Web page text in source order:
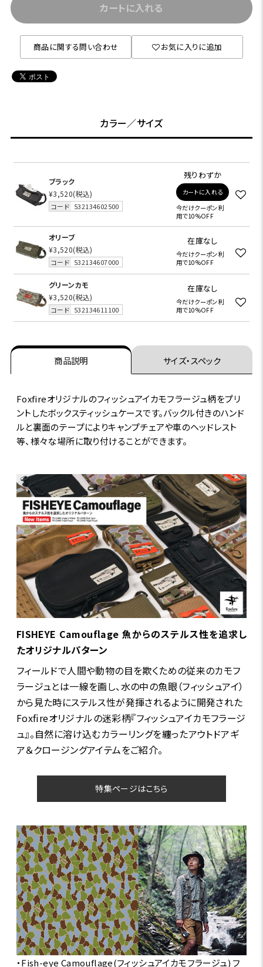
カートに入れる
商品に関する問い合わせ お気に入りに追加
カラー／サイズ
ブラック
¥3,520(税込)
コード 532134602500
残りわずか
カートに入れる
今だけクーポン利
用で10%OFF
オリーブ
¥3,520(税込)
コード 532134607000
在庫なし
今だけクーポン利
用で10%OFF
グリーンカモ
¥3,520(税込)
コード 532134611100
在庫なし
今だけクーポン利
用で10%OFF
商品説明 サイズ・スペック
Foxfireオリジナルのフィッシュアイカモフラージュ柄をプリ
ントしたボックスティッシュケースです。バックル付きのハンド
ルと裏面のテープによりキャンプチェアや車のヘッドレスト
等、様々な場所に取り付けることができます。
FISHEYE Camouflage 魚からのステルス性を追求し
たオリジナルパターン
フィールドで人間や動物の目を欺くための従来のカモフ
ラージュとは一線を画し、水の中の魚眼（フィッシュアイ）
から見た時にステルス性が発揮されるように開発された
Foxfireオリジナルの迷彩柄『フィッシュアイカモフラージ
ュ』。自然に溶け込むカラーリングを纏ったアウトドアギ
ア＆クロージングアイテムをご紹介。
特集ページはこちら
・Fish-eye Camouflage(フィッシュアイカモフラージュ) フ